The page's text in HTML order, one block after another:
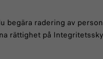
radering av
rättighet på